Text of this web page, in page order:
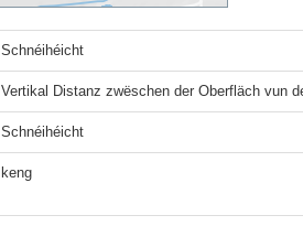
Schnéihéicht
Vertikal Distanz zwëschen der Oberfläch vun
Schnéihéicht
keng